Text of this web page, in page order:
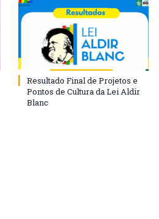
Resultado Final de Projetos e
Pontos de Cultura da Lei Aldir
Blanc